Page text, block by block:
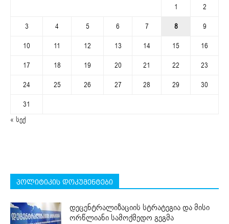
1
2
3
4 5 6 7 8
9
10
11 12 13 14 15
16
17
18 19 20 21 22
23
24
25 26 27 28 29
30
31
« სექ
პოლიტიკის დოკუმენტები
დეცენტრალიზაციის სტრატეგია და მისი
ორწლიანი სამოქმედო გეგმა